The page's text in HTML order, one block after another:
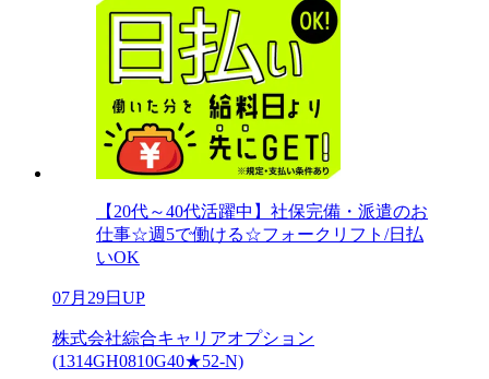
【20代～40代活躍中】社保完備・派遣のお
仕事☆週5で働ける☆フォークリフト/日払
いOK
07月29日UP
株式会社綜合キャリアオプション
(1314GH0810G40★52-N)